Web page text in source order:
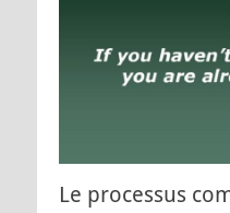
Le processus